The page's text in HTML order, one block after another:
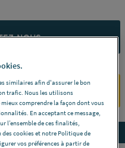
NOUS
similaires afin d'assurer le bon
trafic. Nous les utilisons
comprendre la façon dont vous
En acceptant ce message,
l’ensemble de ces finalités,
cookies et notre Politique de
vos préférences à partir de